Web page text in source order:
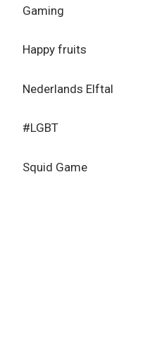
Gaming
Happy fruits
Nederlands Elftal
#LGBT
Squid Game